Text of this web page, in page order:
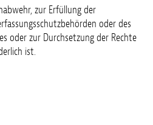
zur Erfüllung der
oder des
oder zur Durchsetzung der Rechte
ist.